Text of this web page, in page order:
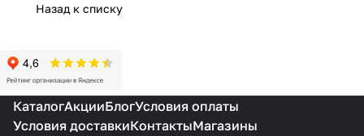
Назад к списку
КаталогАкцииБлогУсловия оплаты
Условия доставкиКонтактыМагазины